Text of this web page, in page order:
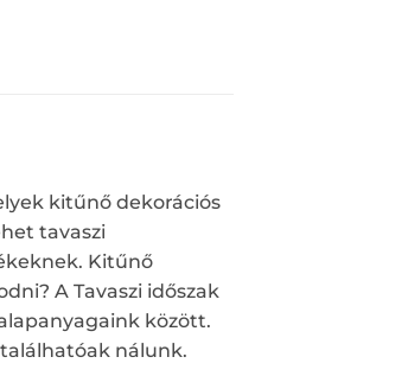
kitűnő dekorációs
tavaszi
Kitűnő
A Tavaszi időszak
között.
nálunk.